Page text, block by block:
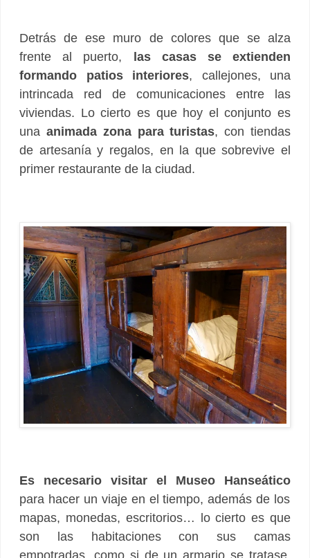
Detrás de ese muro de colores que se alza
frente al puerto,
las casas se extienden
formando patios interiores, callejones, una
intrincada red de comunicaciones entre las
viviendas. Lo cierto es que hoy el conjunto es
una animada zona para turistas, con tiendas
de artesanía y regalos, en la que sobrevive el
primer restaurante de la ciudad.
Es necesario visitar el Museo Hanseático
para hacer un viaje en el tiempo, además de los
mapas, monedas, escritorios… lo cierto es que
son las habitaciones con sus camas